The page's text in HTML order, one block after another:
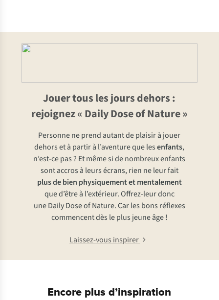
Jouer tous les jours dehors :
rejoignez « Daily Dose of Nature »
Personne ne prend autant de plaisir à jouer
dehors et à partir à l’aventure que lesenfants,
n’est-ce pas ? Et même si de nombreux enfants
sont accros à leurs écrans, rien ne leur fait
plus de bien physiquement et mentalement
que d’être à l’extérieur. Offrez-leur donc
une Daily Dose of Nature. Car les bons réflexes
commencent dès le plus jeune âge !
Laissez-vous inspirer
Encore plus d’inspiration